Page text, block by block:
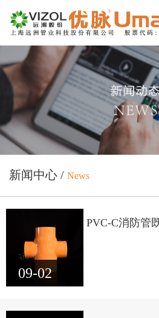
新闻中心 / News
09-02
PVC-C消防管